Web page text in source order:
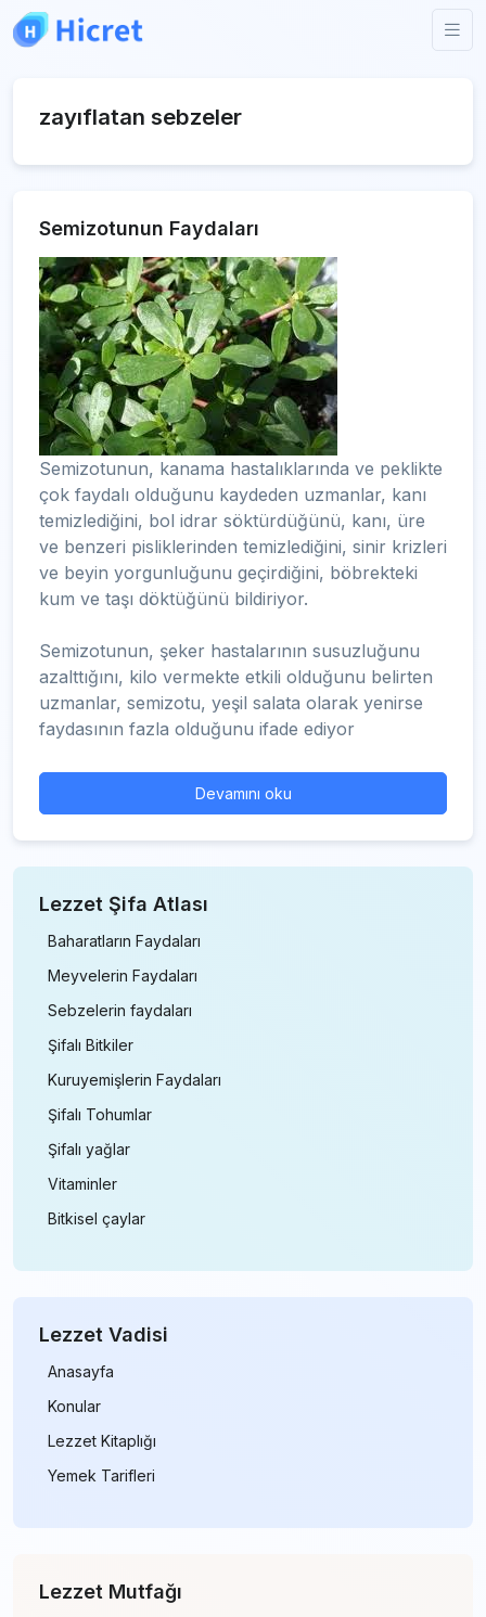
zayıflatan sebzeler
Semizotunun Faydaları
Semizotunun, kanama hastalıklarında ve peklikte
çok faydalı olduğunu kaydeden uzmanlar, kanı
temizlediğini, bol idrar söktürdüğünü, kanı, üre
ve benzeri pisliklerinden temizlediğini, sinir krizleri
ve beyin yorgunluğunu geçirdiğini, böbrekteki
kum ve taşı döktüğünü bildiriyor.
Semizotunun, şeker hastalarının susuzluğunu
azalttığını, kilo vermekte etkili olduğunu belirten
uzmanlar, semizotu, yeşil salata olarak yenirse
faydasının fazla olduğunu ifade ediyor
Devamını oku
Lezzet Şifa Atlası
Baharatların Faydaları
Meyvelerin Faydaları
Sebzelerin faydaları
Şifalı Bitkiler
Kuruyemişlerin Faydaları
Şifalı Tohumlar
Şifalı yağlar
Vitaminler
Bitkisel çaylar
Lezzet Vadisi
Anasayfa
Konular
Lezzet Kitaplığı
Yemek Tarifleri
Lezzet Mutfağı